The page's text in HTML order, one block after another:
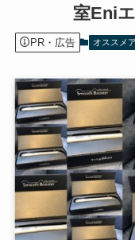
室Eni
PR・広告 オススメ